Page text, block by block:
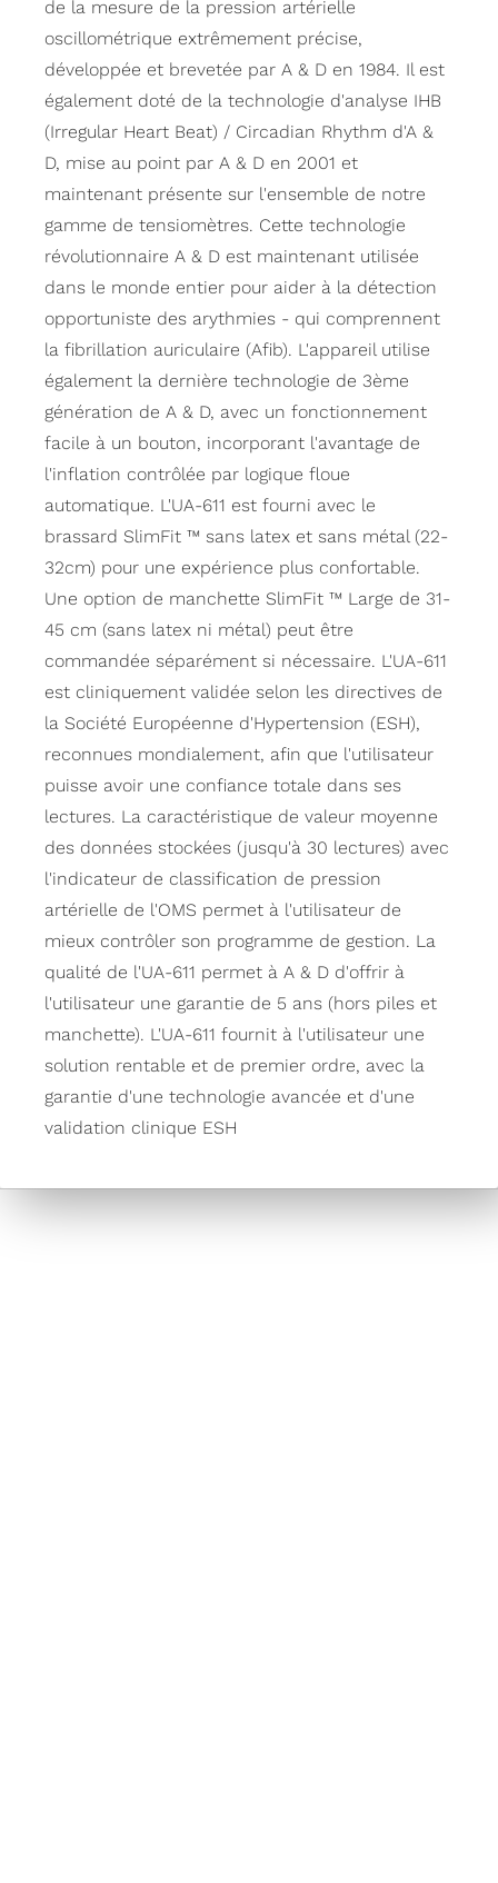
de la mesure de la pression artérielle
oscillométrique extrêmement précise,
développée et brevetée par A & D en 1984. Il est
également doté de la technologie d'analyse IHB
(Irregular Heart Beat) / Circadian Rhythm d'A &
D, mise au point par A & D en 2001 et
maintenant présente sur l'ensemble de notre
gamme de tensiomètres. Cette technologie
révolutionnaire A & D est maintenant utilisée
dans le monde entier pour aider à la détection
opportuniste des arythmies - qui comprennent
la fibrillation auriculaire (Afib). L'appareil utilise
également la dernière technologie de 3ème
génération de A & D, avec un fonctionnement
facile à un bouton, incorporant l'avantage de
l'inflation contrôlée par logique floue
automatique. L'UA-611 est fourni avec le
brassard SlimFit ™ sans latex et sans métal (22-
32cm) pour une expérience plus confortable.
Une option de manchette SlimFit ™ Large de 31-
45 cm (sans latex ni métal) peut être
commandée séparément si nécessaire. L'UA-611
est cliniquement validée selon les directives de
la Société Européenne d'Hypertension (ESH),
reconnues mondialement, afin que l'utilisateur
puisse avoir une confiance totale dans ses
lectures. La caractéristique de valeur moyenne
des données stockées (jusqu'à 30 lectures) avec
l'indicateur de classification de pression
artérielle de l'OMS permet à l'utilisateur de
mieux contrôler son programme de gestion. La
qualité de l'UA-611 permet à A & D d'offrir à
l'utilisateur une garantie de 5 ans (hors piles et
manchette). L'UA-611 fournit à l'utilisateur une
solution rentable et de premier ordre, avec la
garantie d'une technologie avancée et d'une
validation clinique ESH